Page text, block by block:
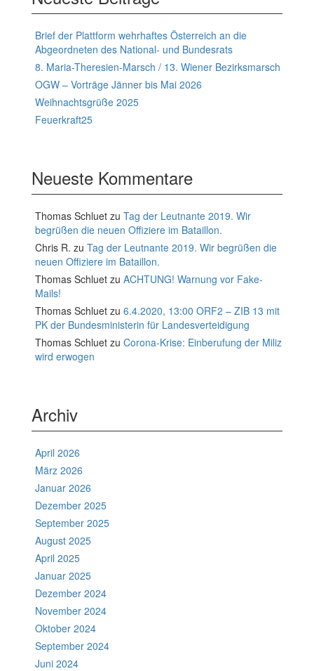
Brief der Plattform wehrhaftes Österreich an die
Abgeordneten des National- und Bundesrats
8. Maria-Theresien-Marsch / 13. Wiener Bezirksmarsch
OGW – Vorträge Jänner bis Mai 2026
Weihnachtsgrüße 2025
Feuerkraft25
Neueste Kommentare
Thomas Schluet zu Tag der Leutnante 2019. Wir
begrüßen die neuen Offiziere im Bataillon.
Chris R. zu Tag der Leutnante 2019. Wir begrüßen die
neuen Offiziere im Bataillon.
Thomas Schluet zu ACHTUNG! Warnung vor Fake-
Mails!
Thomas Schluet zu 6.4.2020, 13:00 ORF2 – ZIB 13 mit
PK der Bundesministerin für Landesverteidigung
Thomas Schluet zu Corona-Krise: Einberufung der Miliz
wird erwogen
Archiv
April 2026
März 2026
Januar 2026
Dezember 2025
September 2025
August 2025
April 2025
Januar 2025
Dezember 2024
November 2024
Oktober 2024
September 2024
Juni 2024